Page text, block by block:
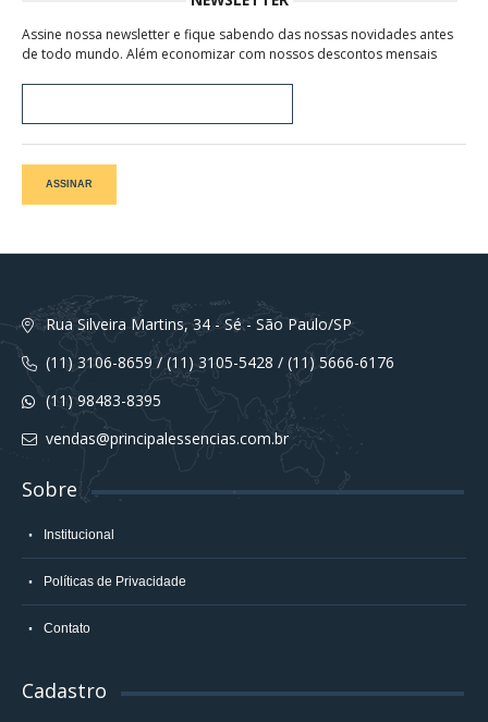
Assine nossa newsletter e fique sabendo das nossas novidades antes
de todo mundo. Além economizar com nossos descontos mensais
ASSINAR
Rua Silveira Martins, 34 - Sé - São Paulo/SP
(11) 3106-8659 / (11) 3105-5428 / (11) 5666-6176
(11) 98483-8395
vendas@principalessencias.com.br
Sobre
Institucional
Políticas de Privacidade
Contato
Cadastro